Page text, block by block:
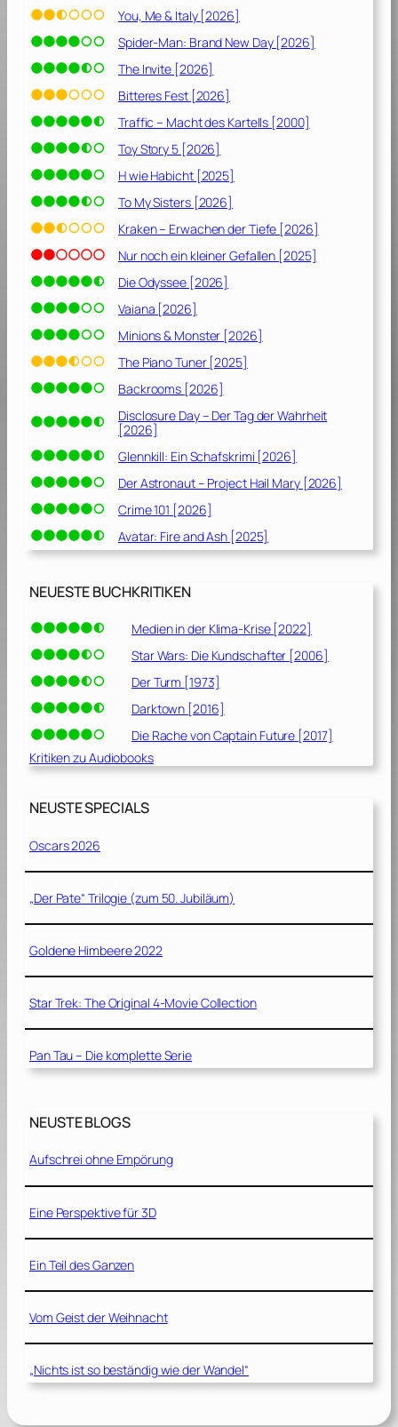
a
f
f
e
l
2
[
2
0
1
]
N
a
c
h
t
–
S
t
a
f
f
e
l
1
[
2
0
2
]
You, Me & Italy [2026]
Spider-Man: Brand New Day [2026]
The Invite [2026]
Bitteres Fest [2026]
Traffic – Macht des Kartells [2000]
Toy Story 5 [2026]
H wie Habicht [2025]
To My Sisters [2026]
Kraken – Erwachen der Tiefe [2026]
Nur noch ein kleiner Gefallen [2025]
Die Odyssee [2026]
Vaiana [2026]
Minions & Monster [2026]
The Piano Tuner [2025]
Backrooms [2026]
Disclosure Day – Der Tag der Wahrheit
[2026]
Glennkill: Ein Schafskrimi [2026]
Der Astronaut – Project Hail Mary [2026]
Crime 101 [2026]
Avatar: Fire and Ash [2025]
NEUESTE BUCHKRITIKEN
Medien in der Klima-Krise [2022]
Star Wars: Die Kundschafter [2006]
Der Turm [1973]
Darktown [2016]
Die Rache von Captain Future [2017]
Kritiken zu Audiobooks
NEUSTE SPECIALS
Oscars 2026
„Der Pate“ Trilogie (zum 50. Jubiläum)
Goldene Himbeere 2022
Star Trek: The Original 4-Movie Collection
Pan Tau – Die komplette Serie
NEUSTE BLOGS
Aufschrei ohne Empörung
Eine Perspektive für 3D
Ein Teil des Ganzen
Vom Geist der Weihnacht
„Nichts ist so beständig wie der Wandel“